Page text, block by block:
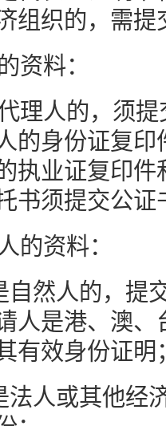
组织的，需
资料：
理人的，须
的身份证复
执业证复印
书须提交公证
的资料：
自然人的，提
人是港、澳
有效身份证明
法人或其他经